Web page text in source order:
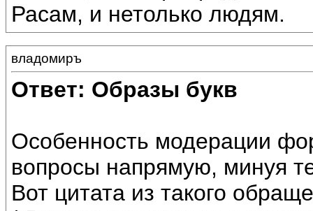
Расам, и нетолько людям.
владомиръ
Ответ: Образы букв
Особенность модерации
вопросы напрямую, минуя
Вот цитата из такого